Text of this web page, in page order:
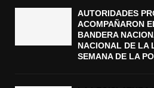
AUTORIDADES
ACOMPAÑARON
BANDERA
NACIONAL DE LA
SEMANA DE LA